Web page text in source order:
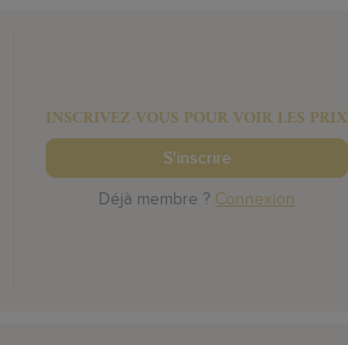
INSCRIVEZ-VOUS POUR VOIR LES PRIX
S'inscrire
Déjà membre ? Connexion